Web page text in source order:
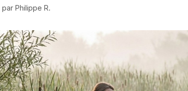
par Philippe R.